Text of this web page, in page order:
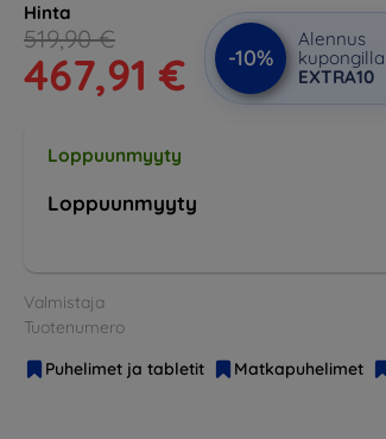
Hinta
519,90 €
467,91 € -10%
Alennus
kupongilla
EXTRA10
Loppuunmyyty
Loppuunmyyty
Valmistaja
Tuotenumero
Puhelimet ja tabletit
Matkapuhelimet